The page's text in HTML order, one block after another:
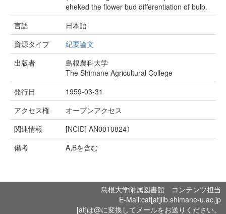
eheked the flower bud differentiation of bulb.
言語
日本語
資源タイプ
紀要論文
出版者
島根農科大学
The Shimane Agricultural College
発行日
1959-03-31
アクセス権
オープンアクセス
関連情報
[NCID] AN00108241
備考
A,Bを含む
島根大学附属図書館 コンテンツ担当
E-Mail:cat[at]lib.shimane-u.ac.jp
[at]は@に変換してメールをお送りください。